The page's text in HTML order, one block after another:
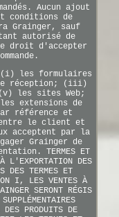
Aucun ajout
conditions de
Grainger, sauf
autorisé de
droit d'accepter
(i) les formulaires
réception; (iii)
les sites Web;
extensions de
référence et
le client et
acceptent par la
Grainger de
TERMES ET
L'EXPORTATION DES
DES TERMES ET
I, LES VENTES À
SERONT RÉGIS
PRODUITS DE